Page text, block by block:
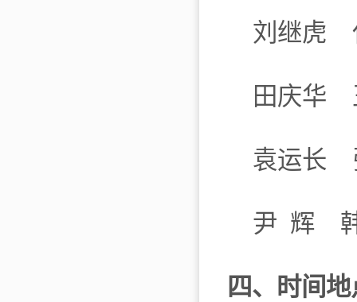
刘继虎
田庆华
袁运长
尹 辉
四、时间地